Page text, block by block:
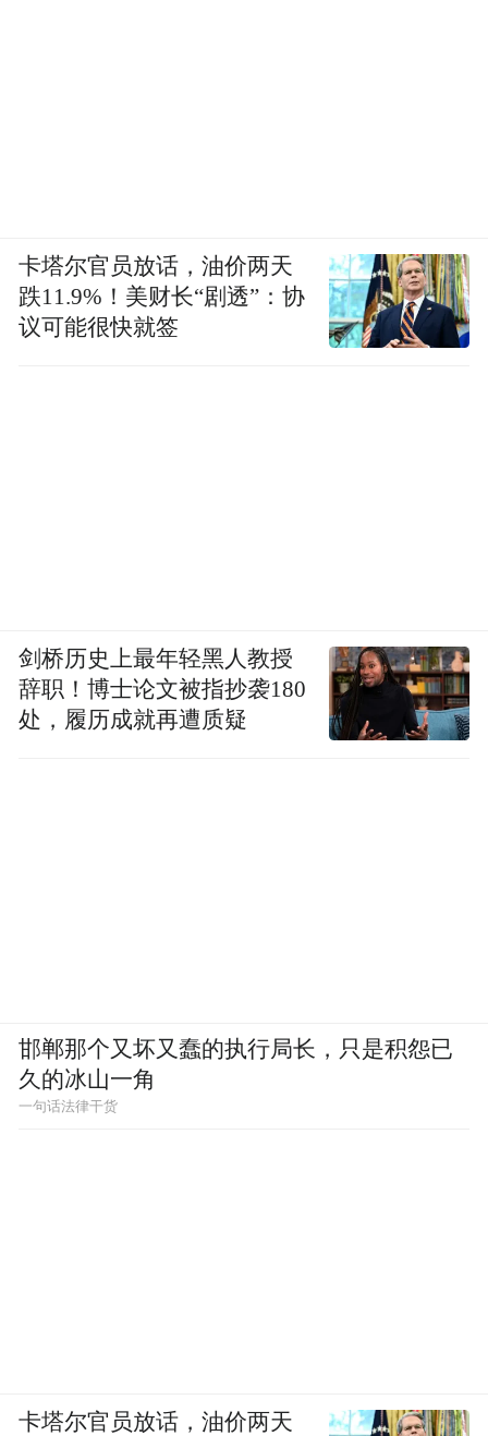
卡塔尔官员放话，油价两天
跌11.9%！美财长“剧透”：协
议可能很快就签
剑桥历史上最年轻黑人教授
辞职！博士论文被指抄袭180
处，履历成就再遭质疑
邯郸那个又坏又蠢的执行局长，只是积怨已
久的冰山一角
一句话法律干货
卡塔尔官员放话，油价两天